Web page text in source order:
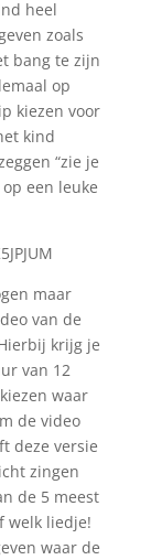
heel
zoals
bang te zijn
op
kiezen voor
kind
“zie je
een leuke
maar
van de
krijg je
van 12
waar
de video
deze versie
zingen
de 5 meest
welk liedje!
waar de